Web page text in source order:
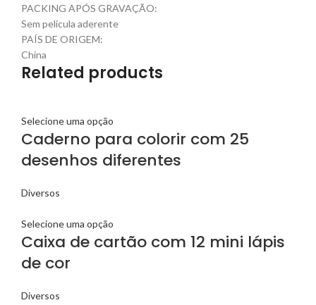
PACKING APÓS GRAVAÇÃO:
Sem pelicula aderente
PAÍS DE ORIGEM:
China
Related products
Selecione uma opção
Caderno para colorir com 25
desenhos diferentes
Diversos
Selecione uma opção
Caixa de cartão com 12 mini lápis
de cor
Diversos